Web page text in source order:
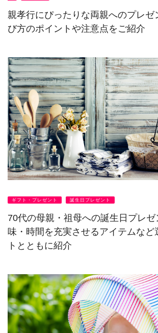
親孝行にぴったりな両親へのプレゼ
び方のポイントや注意点をご紹介
ギフト・プレゼント 誕生日プレゼント
70代の母親・祖母への誕生日プレ
味・時間を充実させるアイテムなど
トとともに紹介